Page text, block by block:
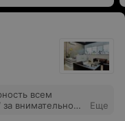
всем
внимательное
Еще